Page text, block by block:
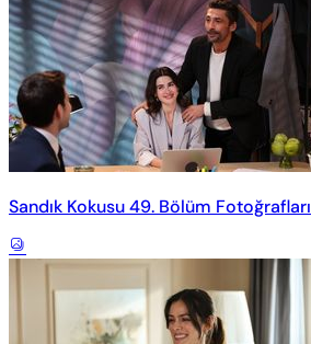
Sandık Kokusu 49. Bölüm Fotoğrafları